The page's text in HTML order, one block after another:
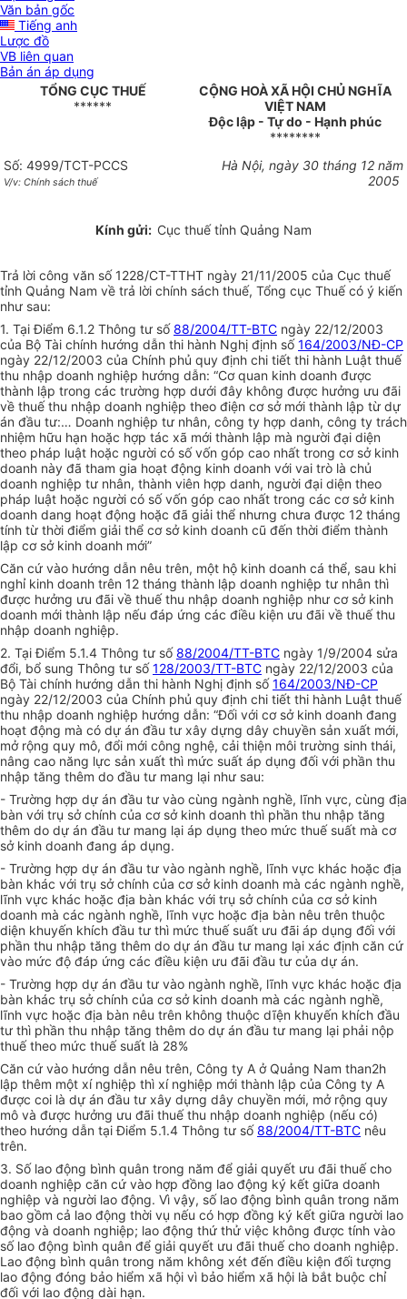
Văn bản gốc
Tiếng anh
Lược đồ
VB liên quan
Bản án áp dụng
TỔNG CỤC THUẾ
******
CỘNG HOÀ XÃ HỘI CHỦ NGHĨA
VIỆT NAM
Độc lập - Tự do - Hạnh phúc
********
Số: 4999/TCT-PCCS
V/v: Chính sách thuế
Hà Nội, ngày 30 tháng 12 năm
2005
Kính gửi: Cục thuế tỉnh Quảng Nam
Trả lời công văn số 1228/CT-TTHT ngày 21/11/2005 của Cục thuế
tỉnh Quảng Nam về trả lời chính sách thuế, Tổng cục Thuế có ý kiến
như sau:
1. Tại Điểm 6.1.2 Thông tư số88/2004/TT-BTC ngày 22/12/2003
của Bộ Tài chính hướng dẫn thi hành Nghị định số164/2003/NĐ-CP
ngày 22/12/2003 của Chính phủ quy định chi tiết thi hành Luật thuế
thu nhập doanh nghiệp hướng dẫn: “Cơ quan kinh doanh được
thành lập trong các trường hợp dưới đây không được hưởng ưu đãi
về thuế thu nhập doanh nghiệp theo điện cơ sở mới thành lập từ dự
án đầu tư:… Doanh nghiệp tư nhân, công ty hợp danh, công ty trách
nhiệm hữu hạn hoặc hợp tác xã mới thành lập mà người đại diện
theo pháp luật hoặc người có số vốn góp cao nhất trong cơ sở kinh
doanh này đã tham gia hoạt động kinh doanh với vai trò là chủ
doanh nghiệp tư nhân, thành viên hợp danh, người đại diện theo
pháp luật hoặc người có số vốn góp cao nhất trong các cơ sở kinh
doanh dang hoạt động hoặc đã giải thể nhưng chưa được 12 tháng
tính từ thời điểm giải thể cơ sở kinh doanh cũ đến thời điểm thành
lập cơ sở kinh doanh mới”
Căn cứ vào hướng dẫn nêu trên, một hộ kinh doanh cá thể, sau khi
nghỉ kinh doanh trên 12 tháng thành lập doanh nghiệp tư nhân thì
được hưởng ưu đãi về thuế thu nhập doanh nghiệp như cơ sở kinh
doanh mới thành lập nếu đáp ứng các điều kiện ưu đãi về thuế thu
nhập doanh nghiệp.
2. Tại Điểm 5.1.4 Thông tư số88/2004/TT-BTC ngày 1/9/2004 sửa
đổi, bổ sung Thông tư số128/2003/TT-BTC ngày 22/12/2003 của
Bộ Tài chính hướng dẫn thi hành Nghị định số164/2003/NĐ-CP
ngày 22/12/2003 của Chính phủ quy định chi tiết thi hành Luật thuế
thu nhập doanh nghiệp hướng dẫn: “Đối với cơ sở kinh doanh đang
hoạt động mà có dự án đầu tư xây dựng dây chuyền sản xuất mới,
mở rộng quy mô, đổi mới công nghệ, cải thiện môi trường sinh thái,
nâng cao năng lực sản xuất thì mức suất áp dụng đối với phần thu
nhập tăng thêm do đầu tư mang lại như sau:
- Trường hợp dự án đầu tư vào cùng ngành nghề, lĩnh vực, cùng địa
bàn với trụ sở chính của cơ sở kinh doanh thì phần thu nhập tăng
thêm do dự án đầu tư mang lại áp dụng theo mức thuế suất mà cơ
sở kinh doanh đang áp dụng.
- Trường hợp dự án đầu tư vào ngành nghề, lĩnh vực khác hoặc địa
bàn khác với trụ sở chính của cơ sở kinh doanh mà các ngành nghề,
lĩnh vực khác hoặc địa bàn khác với trụ sở chính của cơ sở kinh
doanh mà các ngành nghề, lĩnh vực hoặc địa bàn nêu trên thuộc
diện khuyến khích đầu tư thì mức thuế suất ưu đãi áp dụng đối với
phần thu nhập tăng thêm do dự án đầu tư mang lại xác định căn cứ
vào mức độ đáp ứng các điều kiện ưu đãi đầu tư của dự án.
- Trường hợp dự án đầu tư vào ngành nghề, lĩnh vực khác hoặc địa
bàn khác trụ sở chính của cơ sở kinh doanh mà các ngành nghề,
lĩnh vực hoặc địa bàn nêu trên không thuộc dĩện khuyến khích đầu
tư thì phần thu nhập tăng thêm do dự án đầu tư mang lại phải nộp
thuế theo mức thuế suất là 28%
Căn cứ vào hướng dẫn nêu trên, Công ty A ở Quảng Nam than2h
lập thêm một xí nghiệp thì xí nghiệp mới thành lập của Công ty A
được coi là dự án đầu tư xây dựng dây chuyền mới, mở rộng quy
mô và được hưởng ưu đãi thuế thu nhập doanh nghiệp (nếu có)
theo hướng dẫn tại Điểm 5.1.4 Thông tư số88/2004/TT-BTC nêu
trên.
3. Số lao động bình quân trong năm để giải quyết ưu đãi thuế cho
doanh nghiệp căn cứ vào hợp đồng lao động ký kết giữa doanh
nghiệp và người lao động. Vì vậy, số lao động bình quân trong năm
bao gồm cả lao động thời vụ nếu có hợp đồng ký kết giữa người lao
động và doanh nghiệp; lao động thứ thử việc không được tính vào
số lao động bình quân để giải quyết ưu đãi thuế cho doanh nghiệp.
Lao động bình quân trong năm không xét đến điều kiện đối tượng
lao động đóng bảo hiểm xã hội vì bảo hiểm xã hội là bắt buộc chỉ
đối với lao động dài hạn.